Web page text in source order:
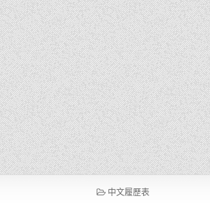
P
中文履歷表